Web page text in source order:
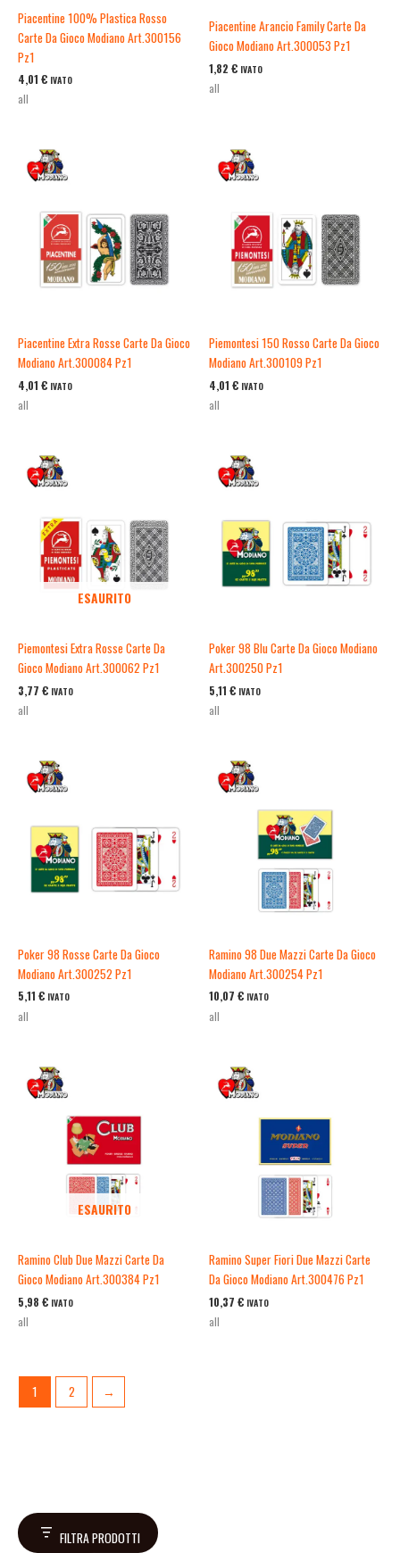
FILTRA PRODOTTI
Piacentine 100% Plastica Rosso
Carte Da Gioco Modiano Art.300156
Pz1
4,01 € IVATO
all
Piacentine Arancio Family Carte Da
Gioco Modiano Art.300053 Pz1
1,82 € IVATO
all
Piacentine Extra Rosse Carte Da Gioco
Modiano Art.300084 Pz1
4,01 € IVATO
all
Piemontesi 150 Rosso Carte Da Gioco
Modiano Art.300109 Pz1
4,01 € IVATO
all
ESAURITO
Piemontesi Extra Rosse Carte Da
Gioco Modiano Art.300062 Pz1
3,77 € IVATO
all
Poker 98 Blu Carte Da Gioco Modiano
Art.300250 Pz1
5,11 € IVATO
all
Poker 98 Rosse Carte Da Gioco
Modiano Art.300252 Pz1
5,11 € IVATO
all
Ramino 98 Due Mazzi Carte Da Gioco
Modiano Art.300254 Pz1
10,07 € IVATO
all
ESAURITO
Ramino Club Due Mazzi Carte Da
Gioco Modiano Art.300384 Pz1
5,98 € IVATO
all
Ramino Super Fiori Due Mazzi Carte
Da Gioco Modiano Art.300476 Pz1
10,37 € IVATO
all
1 2 →